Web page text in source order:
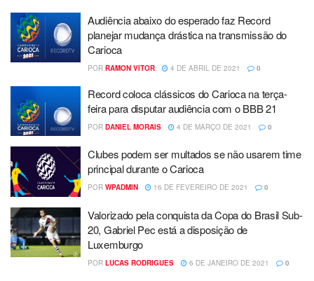
Audiência abaixo do esperado faz Record
planejar mudança drástica na transmissão do
Carioca
POR RAMON VITOR 4 DE ABRIL DE 2021 0
Record coloca clássicos do Carioca na terça-
feira para disputar audiência com o BBB 21
POR DANIEL MORAIS 4 DE MARÇO DE 2021 0
Clubes podem ser multados se não usarem time
principal durante o Carioca
POR WPADMIN 16 DE FEVEREIRO DE 2021 0
Valorizado pela conquista da Copa do Brasil Sub-
20, Gabriel Pec está a disposição de
Luxemburgo
POR LUCAS RODRIGUES 6 DE JANEIRO DE 2021 0